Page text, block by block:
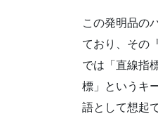
この発明品の
ており、その
では「直線指
標」というキ
語として想起